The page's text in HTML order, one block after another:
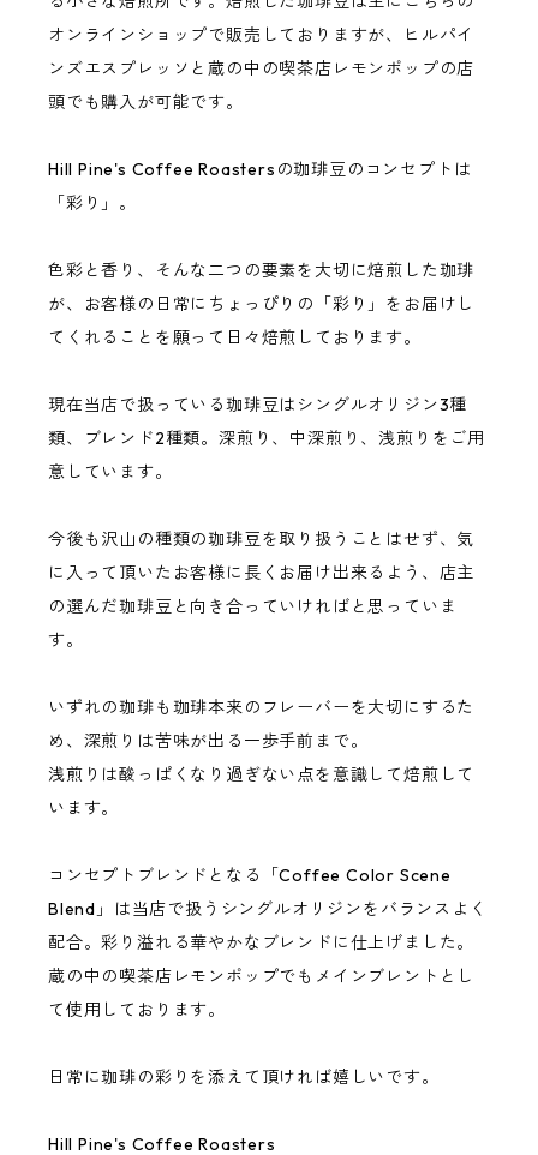
オンラインショップで販売しておりますが、ヒルパイ
ンズエスプレッソと蔵の中の喫茶店レモンポップの店
頭でも購入が可能です。
Hill Pine's Coffee Roastersの珈琲豆のコンセプトは
「彩り」。
色彩と香り、そんな二つの要素を大切に焙煎した珈琲
が、お客様の日常にちょっぴりの「彩り」をお届けし
てくれることを願って日々焙煎しております。
現在当店で扱っている珈琲豆はシングルオリジン3種
類、ブレンド2種類。深煎り、中深煎り、浅煎りをご用
意しています。
今後も沢山の種類の珈琲豆を取り扱うことはせず、気
に入って頂いたお客様に長くお届け出来るよう、店主
の選んだ珈琲豆と向き合っていければと思っていま
す。
いずれの珈琲も珈琲本来のフレーバーを大切にするた
め、深煎りは苦味が出る一歩手前まで。
浅煎りは酸っぱくなり過ぎない点を意識して焙煎して
います。
コンセプトブレンドとなる「Coffee Color Scene
Blend」は当店で扱うシングルオリジンをバランスよく
配合。彩り溢れる華やかなブレンドに仕上げました。
蔵の中の喫茶店レモンポップでもメインブレントとし
て使用しております。
日常に珈琲の彩りを添えて頂ければ嬉しいです。
Hill Pine's Coffee Roasters